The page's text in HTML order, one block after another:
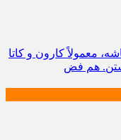
معمولاً کارون و کاتا
هم فض